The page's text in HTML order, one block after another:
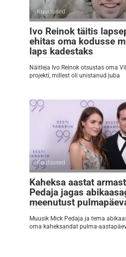
Kuulsused
Ivo Reinok täitis
ehitas oma kodusse
laps kadestaks
Näitleja Ivo Reinok otsustas oma
projekti, millest oli unistanud juba
Kuulsused
Kaheksa aastat
Pedaja jagas
meenutust
Muusik Mick Pedaja ja tema
oma kaheksandat pulma-